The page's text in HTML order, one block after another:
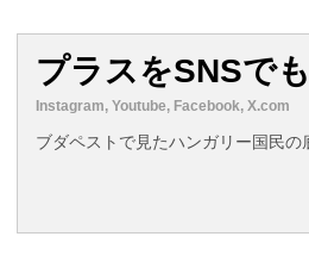
プラスをSNSで
Instagram, Youtube, Facebook, X.com
ブダペストで見たハンガリー国民の